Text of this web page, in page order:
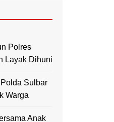
Polres
Layak Dihuni
Sulbar
Warga
Anak